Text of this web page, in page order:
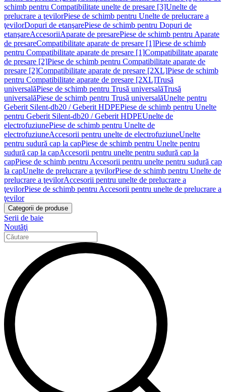
schimb pentru Compatibilitate unelte de presare [3]Unelte de
prelucrare a ţevilorPiese de schimb pentru Unelte de prelucrare a
ţevilorDopuri de etanşarePiese de schimb pentru Dopuri de
etanşareAccesoriiAparate de presarePiese de schimb pentru Aparate
de presareCompatibilitate aparate de presare [1]Piese de schimb
pentru Compatibilitate aparate de presare [1]Compatibilitate aparate
de presare [2]Piese de schimb pentru Compatibilitate aparate de
presare [2]Compatibilitate aparate de presare [2XL]Piese de schimb
pentru Compatibilitate aparate de presare [2XL]Trusă
universalăPiese de schimb pentru Trusă universalăTrusă
universalăPiese de schimb pentru Trusă universalăUnelte pentru
Geberit Silent-db20 / Geberit HDPEPiese de schimb pentru Unelte
pentru Geberit Silent-db20 / Geberit HDPEUnelte de
electrofuziunePiese de schimb pentru Unelte de
electrofuziuneAccesorii pentru unelte de electrofuziuneUnelte
pentru sudură cap la capPiese de schimb pentru Unelte pentru
sudură cap la capAccesorii pentru unelte pentru sudură cap la
capPiese de schimb pentru Accesorii pentru unelte pentru sudură cap
la capUnelte de prelucrare a ţevilorPiese de schimb pentru Unelte de
prelucrare a ţevilorAccesorii pentru unelte de prelucrare a
ţevilorPiese de schimb pentru Accesorii pentru unelte de prelucrare a
ţevilor
Categorii de produse
Serii de baie
Noutăţi